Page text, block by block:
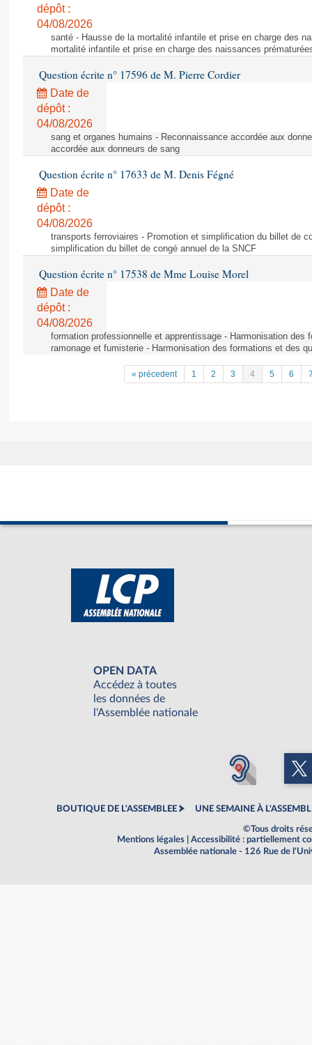
dépôt :
04/08/2026
santé - Hausse de la mortalité infantile et prise en charge des
mortalité infantile et prise en charge des naissances
Question écrite n° 17596 de M. Pierre Cordier
Date de
dépôt :
04/08/2026
sang et organes humains - Reconnaissance accordée aux
accordée aux donneurs de sang
Question écrite n° 17633 de M. Denis Fégné
Date de
dépôt :
04/08/2026
transports ferroviaires - Promotion et simplification du billet de
simplification du billet de congé annuel de la SNCF
Question écrite n° 17538 de Mme Louise Morel
Date de
dépôt :
04/08/2026
formation professionnelle et apprentissage - Harmonisation des
ramonage et fumisterie - Harmonisation des formations et des
« précedent 1 2 3 4 5 6
OPEN DATA
Accédez à toutes
les données de
l'Assemblée nationale
BOUTIQUE DE L'ASSEMBLEE UNE SEMAINE À
©Tous droits
Mentions légales
Accessibilité : partiellement
Assemblée nationale - 126 Rue de